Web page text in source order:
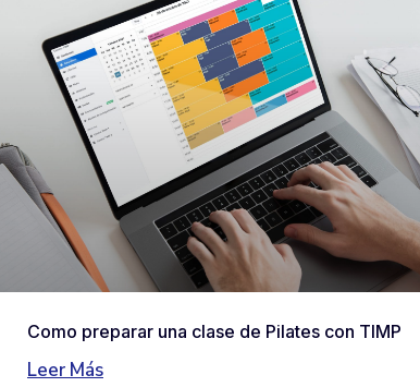
Como preparar una clase de Pilates con TIMP
Leer Más